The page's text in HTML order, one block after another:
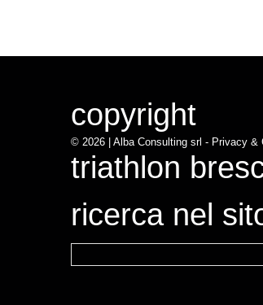
copyright
© 2026 | Alba Consulting srl - Privacy &
triathlon
ricerca nel